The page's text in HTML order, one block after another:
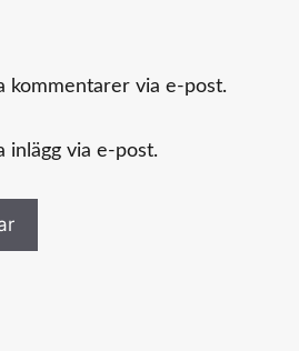
kommentarer via e-post.
inlägg via e-post.